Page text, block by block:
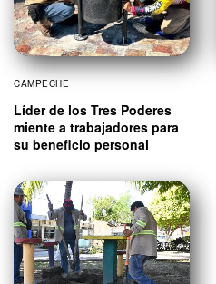
CAMPECHE
Líder de los Tres Poderes
miente a trabajadores para
su beneficio personal